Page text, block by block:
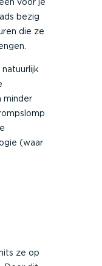
bezig
die ze
minder
(waar
ze op